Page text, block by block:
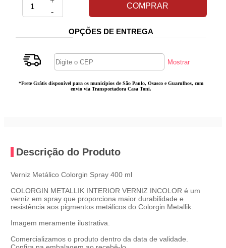
-
COMPRAR
OPÇÕES DE ENTREGA
*Frete Grátis disponível para os municípios de São Paulo, Osasco e Guarulhos, com
envio via Transportadora Casa Toni.
Descrição do Produto
Verniz Metálico Colorgin Spray 400 ml
COLORGIN METALLIK INTERIOR VERNIZ INCOLOR é um
verniz em spray que proporciona maior durabilidade e
resistência aos pigmentos metálicos do Colorgin Metallik.
Imagem meramente ilustrativa.
Comercializamos o produto dentro da data de validade.